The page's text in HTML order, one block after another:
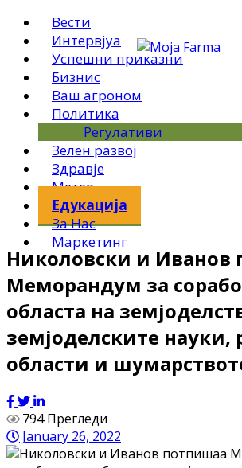
Вести
Интервјуа
Успешни приказни
Бизнис
Ваш агроном
Политика
Регулативи
Зелен развој
Здравје
Метео
Едукација
За Нас
Маркетинг
Николовски и Иванов
Меморандум за
областа на
земјоделските науки,
области и
794 Прегледи
January 26, 2022